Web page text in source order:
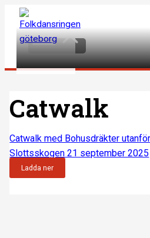
Hoppa
innehåll
Main
Menu
Catwalk
Catwalk med Bohusdräkter
Slottsskogen 21 september 2025
Ladda ner